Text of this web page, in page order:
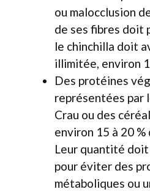
ou malocclusion
de ses fibres doit
le chinchilla doit
illimitée, environ
Des protéines
représentées par
Crau ou des
environ 15 à 20
Leur quantité
pour éviter des
métaboliques ou